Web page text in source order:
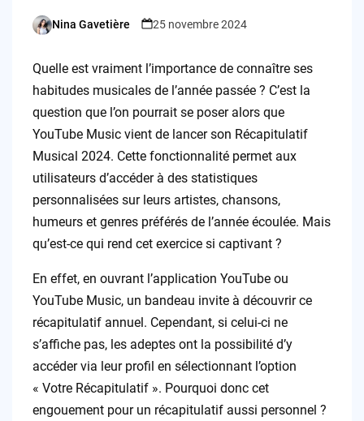
Posted
Nina Gavetière 25 novembre 2024
Quelle est vraiment l’importance de connaître ses
habitudes musicales de l’année passée ? C’est la
question que l’on pourrait se poser alors que
YouTube Music vient de lancer son Récapitulatif
Musical 2024. Cette fonctionnalité permet aux
utilisateurs d’accéder à des statistiques
personnalisées sur leurs artistes, chansons,
humeurs et genres préférés de l’année écoulée. Mais
qu’est-ce qui rend cet exercice si captivant ?
En effet, en ouvrant l’application YouTube ou
YouTube Music, un bandeau invite à découvrir ce
récapitulatif annuel. Cependant, si celui-ci ne
s’affiche pas, les adeptes ont la possibilité d’y
accéder via leur profil en sélectionnant l’option
« Votre Récapitulatif ». Pourquoi donc cet
engouement pour un récapitulatif aussi personnel ?